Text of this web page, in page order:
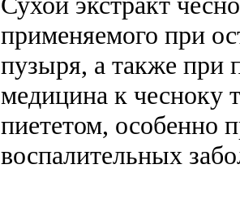
применяемого при
пузыря, а также при
медицина к чесноку
пиететом, особенно
воспалительных